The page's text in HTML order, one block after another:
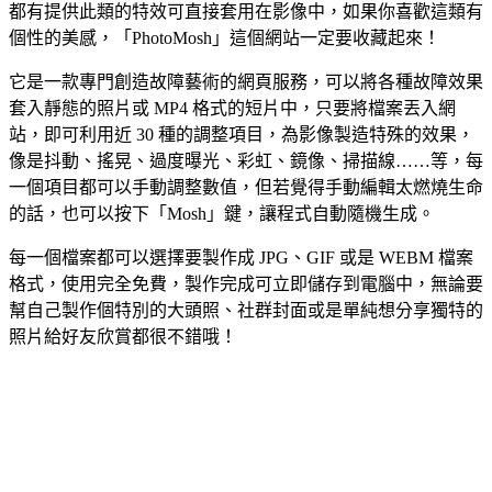
都有提供此類的特效可直接套用在影像中，如果你喜歡這類有
個性的美感，「PhotoMosh」這個網站一定要收藏起來！
它是一款專門創造故障藝術的網頁服務，可以將各種故障效果
套入靜態的照片或 MP4 格式的短片中，只要將檔案丟入網
站，即可利用近 30 種的調整項目，為影像製造特殊的效果，
像是抖動、搖晃、過度曝光、彩虹、鏡像、掃描線……等，每
一個項目都可以手動調整數值，但若覺得手動編輯太燃燒生命
的話，也可以按下「Mosh」鍵，讓程式自動隨機生成。
每一個檔案都可以選擇要製作成 JPG、GIF 或是 WEBM 檔案
格式，使用完全免費，製作完成可立即儲存到電腦中，無論要
幫自己製作個特別的大頭照、社群封面或是單純想分享獨特的
照片給好友欣賞都很不錯哦！